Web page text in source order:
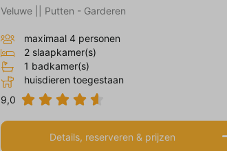
Veluwe || Putten - Garderen
maximaal 4 personen
2 slaapkamer(s)
1 badkamer(s)
huisdieren toegestaan
9,0
Details, reserveren & prijzen